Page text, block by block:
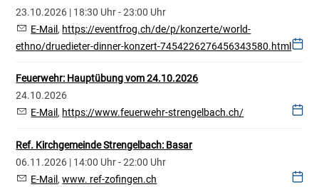
23.10.2026 | 18:30 Uhr - 23:00 Uhr
E-Mail , https://eventfrog.ch/de/p/konzerte/world-
ethno/druedieter-dinner-konzert-7454226276456343580.html
Feuerwehr: Hauptübung vom 24.10.2026
24.10.2026
E-Mail, https://www.feuerwehr-strengelbach.ch/
Ref. Kirchgemeinde Strengelbach: Basar
06.11.2026 | 14:00 Uhr - 22:00 Uhr
E-Mail ,www. ref-zofingen.ch